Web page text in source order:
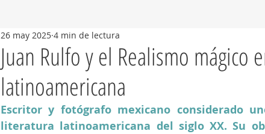
Juan Rulfo y el Realismo mágico
latinoamericana
26 may 2025 4 min de lectura
Escritor y fotógrafo mexicano considerado
literatura latinoamericana del siglo XX. Su